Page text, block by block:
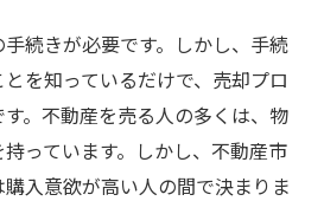
続きが必要です。しかし、手続
を知っているだけで、売却プロ
。不動産を売る人の多くは、物
っています。しかし、不動産市
入意欲が高い人の間で決まりま